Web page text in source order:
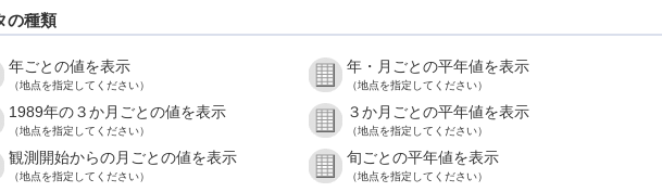
の種類
年ごとの値を表示
（地点を指定してください）
年・月ごとの平年値を表示
（地点を指定してください）
1989年の３か月ごとの値を表示
（地点を指定してください）
３か月ごとの平年値を表示
（地点を指定してください）
観測開始からの月ごとの値を表示
（地点を指定してください）
旬ごとの平年値を表示
（地点を指定してください）